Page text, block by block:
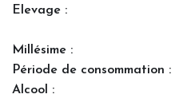
Elevage :
Millésime :
Période de consommation :
Alcool :